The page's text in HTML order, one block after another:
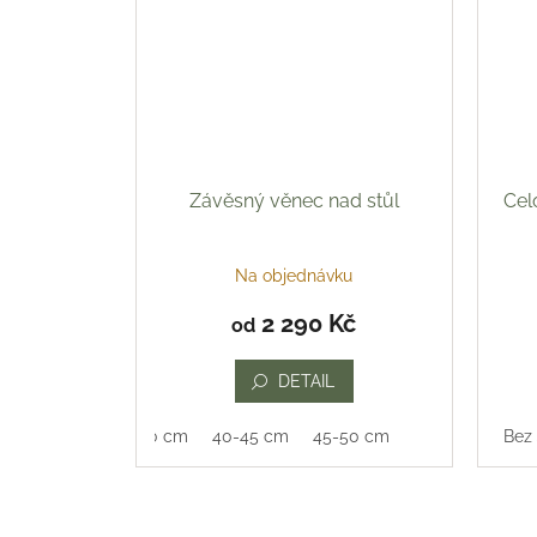
Závěsný věnec nad stůl
Na objednávku
od 2 290 Kč
DETAIL
35-40 cm 40-45 cm 45-50 cm